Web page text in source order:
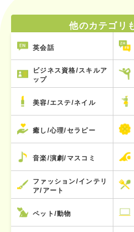
他のカテゴリ
英会話
ビジネス資格/スキルア
ップ
美容/エステ/ネイル
癒し/心理/セラピー
音楽/演劇/マスコミ
ファッション/インテリ
ア/アート
ペット/動物